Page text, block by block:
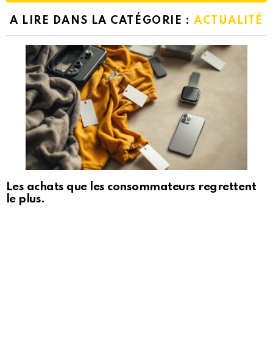
A LIRE DANS LA CATÉGORIE : ACTUALITÉ
Les achats que les consommateurs regrettent
le plus.